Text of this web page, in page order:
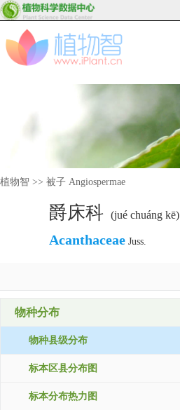
植物智 >> 被子 Angiospermae
爵床科 (jué chuáng kē)
Acanthaceae Juss.
物种分布
物种县级分布
标本区县分布图
标本分布热力图